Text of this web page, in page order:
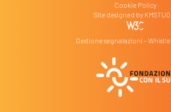
Cookie Policy
Site designed by
Gestione segnalazioni –